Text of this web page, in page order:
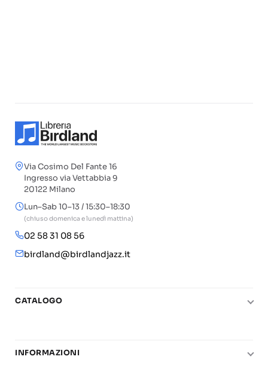
Via Cosimo Del Fante 16
Ingresso via Vettabbia 9
20122 Milano
Lun–Sab 10–13 / 15:30–18:30
(chiuso domenica e lunedì mattina)
02 58 31 08 56
birdland@birdlandjazz.it
CATALOGO
Chitarra
INFORMAZIONI